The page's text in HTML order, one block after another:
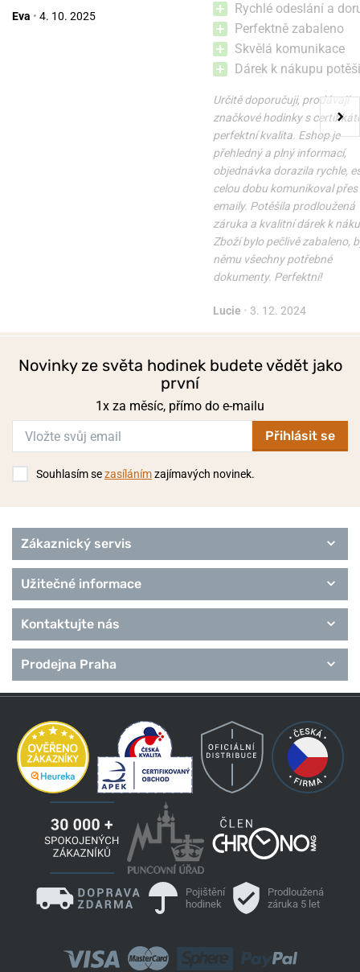
Eva • 4. 10. 2025
Rychlé odeslání a
Perfektně zabaleno
Skvělá komunikace
Dárek k nákupu
Určitě doporučuji, prodávají
značkové hodinky s
perfektní kvalita. Eshop je
přehledný a plný informací,
objednávka dorazila rychle,
celou dobu komunikoval přes
emaily. Potěšila prodloužená
záruka a kvalitní dárek k
Zboží bylo pečlivě zabaleno,
němu všechny potřebné
dokumenty. Perfektní!
Lucie • 3. 12. 2024
Novinky ze světa hodinek budete vědět jako
první
1x za měsíc, přímo do e-mailu
Přihlásit se
Souhlasím sezasílánímzajímavých novinek.
Zákaznický servis
Užitečné informace
Kontaktujte nás
Prodejna Praha
Pojištění
hodinek
Prodloužená
záruka 5 let